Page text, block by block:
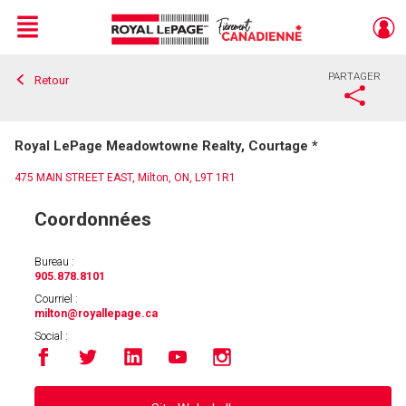
Live
En Direct
Menu
Retour PARTAGER
Royal LePage Meadowtowne Realty, Courtage *
475 MAIN STREET EAST, Milton, ON, L9T 1R1
Coordonnées
Bureau :
905.878.8101
Courriel :
milton@royallepage.ca
Social :